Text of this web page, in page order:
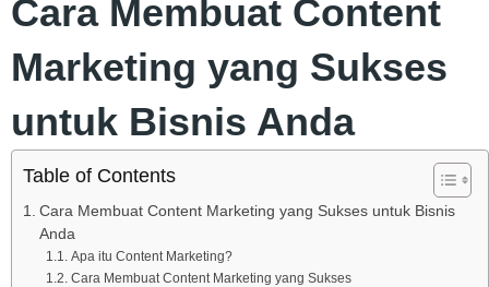
Cara Membuat Content
Marketing yang Sukses
untuk Bisnis Anda
Table of Contents
Cara Membuat Content Marketing yang Sukses untuk Bisnis
Anda
Apa itu Content Marketing?
Cara Membuat Content Marketing yang Sukses